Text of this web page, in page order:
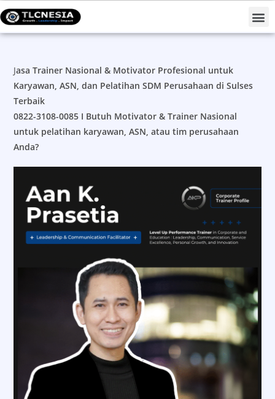
Jasa Trainer Nasional & Motivator Profesional untuk
Karyawan, ASN, dan Pelatihan SDM Perusahaan di Sulses
Terbaik
0822-3108-0085 I Butuh Motivator & Trainer Nasional
untuk pelatihan karyawan, ASN, atau tim perusahaan
Anda?